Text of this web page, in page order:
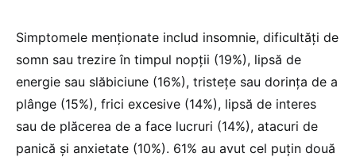
Simptomele menționate includ insomnie, dificultăți de
somn sau trezire în timpul nopţii (19%), lipsă de
energie sau slăbiciune (16%), tristețe sau dorința de a
plânge (15%), frici excesive (14%), lipsă de interes
sau de plăcerea de a face lucruri (14%), atacuri de
panică și anxietate (10%). 61% au avut cel puțin două